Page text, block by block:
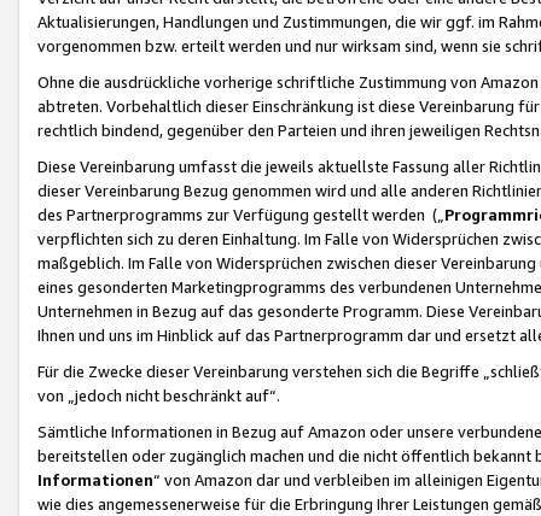
Aktualisierungen, Handlungen und Zustimmungen, die wir ggf. im
vorgenommen bzw. erteilt werden und nur wirksam sind, wenn sie
Ohne die ausdrückliche vorherige schriftliche Zustimmung von
abtreten. Vorbehaltlich dieser Einschränkung ist diese Vereinbarung
rechtlich bindend, gegenüber den Parteien und ihren jeweiligen
Diese Vereinbarung umfasst die jeweils aktuellste Fassung aller
dieser Vereinbarung Bezug genommen wird und alle anderen
des Partnerprogramms zur Verfügung gestellt werden („
verpflichten sich zu deren Einhaltung. Im Falle von Widersprüchen
maßgeblich. Im Falle von Widersprüchen zwischen dieser
eines gesonderten Marketingprogramms des verbundenen
Unternehmen in Bezug auf das gesonderte Programm. Diese
Ihnen und uns im Hinblick auf das Partnerprogramm dar und ersetzt
Für die Zwecke dieser Vereinbarung verstehen sich die Begriffe
von „jedoch nicht beschränkt auf“.
Sämtliche Informationen in Bezug auf Amazon oder unsere
bereitstellen oder zugänglich machen und die nicht öffentlich
Informationen“ von Amazon dar und verbleiben im alleinigen
wie dies angemessenerweise für die Erbringung Ihrer Leistungen